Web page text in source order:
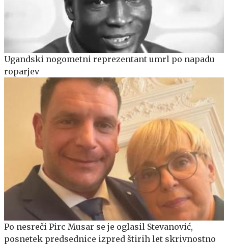
Ugandski nogometni reprezentant umrl po napadu
roparjev
Po nesreči Pirc Musar se je oglasil Stevanović,
posnetek predsednice izpred štirih let skrivnostno